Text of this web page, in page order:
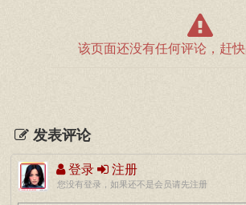
该页面还没有任何评论，赶快
发表评论
登录 注册
您没有登录，如果还不是会员请先注册